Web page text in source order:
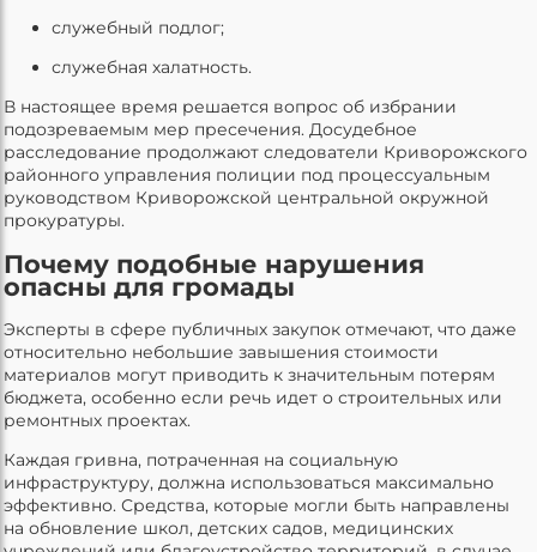
служебный подлог;
служебная халатность.
В настоящее время решается вопрос об избрании
подозреваемым мер пресечения. Досудебное
расследование продолжают следователи Криворожского
районного управления полиции под процессуальным
руководством Криворожской центральной окружной
прокуратуры.
Почему подобные нарушения
опасны для громады
Эксперты в сфере публичных закупок отмечают, что даже
относительно небольшие завышения стоимости
материалов могут приводить к значительным потерям
бюджета, особенно если речь идет о строительных или
ремонтных проектах.
Каждая гривна, потраченная на социальную
инфраструктуру, должна использоваться максимально
эффективно. Средства, которые могли быть направлены
на обновление школ, детских садов, медицинских